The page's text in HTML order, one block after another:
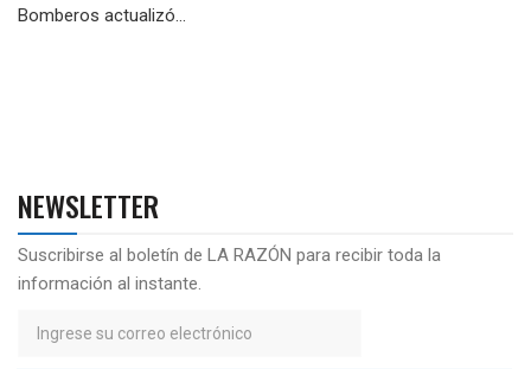
Bomberos actualizó...
NEWSLETTER
Suscribirse al boletín de LA RAZÓN para recibir toda la
información al instante.